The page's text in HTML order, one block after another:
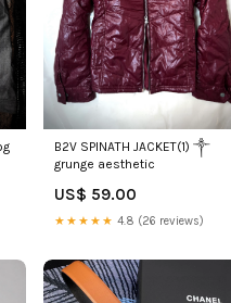
B2V SPINATH JACKET(1) ༒
grunge aesthetic
US$ 59.00
★★★★★ 4.8 (26 reviews)